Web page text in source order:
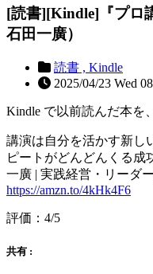
[読書][Kindle]『プロ
石田一廣）
読書 , Kindle
2025/04/23 Wed
Kindle で以前読んだ本を
講演は自分を活かす新し
ピートがどんどんくる成
一廣 | 実践経営・リーダ
https://amzn.to/4kHk4F6
評価：4/5
共有 :